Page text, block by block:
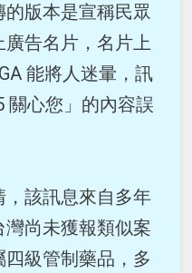
的版本是宣稱民眾
告名片，名片上
能將人迷暈，訊
關心您」的內容誤
該訊息來自多年
尚未獲報類似案
級管制藥品，多